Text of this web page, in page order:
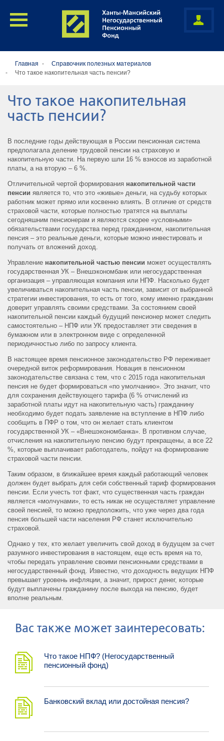
Главная
Cправочник полезных материалов
Что такое накопительная часть пенсии?
Что такое накопительная
часть пенсии?
В последние годы действующая в России пенсионная система
предполагала деление трудовой пенсии на страховую и
накопительную части. На первую шли 16 % взносов из заработной
платы, а на вторую – 6 %.
Отличительной чертой формирования накопительной части
пенсии является то, что это «живые» деньги, на судьбу которых
работник может прямо или косвенно влиять. В отличие от средств
страховой части, которые полностью тратятся на выплаты
сегодняшним пенсионерам и являются скорее «условными»
обязательствами государства перед гражданином, накопительная
пенсия – это реальные деньги, которые можно инвестировать и
получать от вложений доход.
Управление накопительной частью пенсии может осуществлять
государственная УК – Внешэкономбанк или негосударственная
организация – управляющая компания или НПФ. Насколько будет
увеличиваться накопительная часть пенсии, зависит от выбранной
стратегии инвестирования, то есть от того, кому именно гражданин
доверит управлять своими средствами. За состоянием своей
накопительной пенсии каждый будущий пенсионер может следить
самостоятельно – НПФ или УК предоставляет эти сведения в
бумажном или в электронном виде с определенной
периодичностью либо по запросу клиента.
В настоящее время пенсионное законодательство РФ переживает
очередной виток реформирования. Новация в пенсионном
законодательстве связана с тем, что с 2015 года накопительная
пенсия не будет формироваться «по умолчанию». Это значит, что
для сохранения действующего тарифа (6 % отчислений из
заработной платы идут на накопительную часть) гражданину
необходимо будет подать заявление на вступление в НПФ либо
сообщить в ПФР о том, что он желает стать клиентом
государственной УК – «Внешэкономбанка». В противном случае,
отчисления на накопительную пенсию будут прекращены, а все 22
%, которые выплачивает работодатель, пойдут на формирование
страховой части пенсии.
Таким образом, в ближайшее время каждый работающий человек
должен будет выбрать для себя собственный тариф формирования
пенсии. Если учесть тот факт, что существенная часть граждан
является «молчунами», то есть никак не осуществляет управление
своей пенсией, то можно предположить, что уже через два года
пенсия большей части населения РФ станет исключительно
страховой.
Однако у тех, кто желает увеличить свой доход в будущем за счет
разумного инвестирования в настоящем, еще есть время на то,
чтобы передать управление своими пенсионными средствами в
негосударственный фонд. Известно, что доходность ведущих НПФ
превышает уровень инфляции, а значит, прирост денег, которые
будут выплачены гражданину после выхода на пенсию, будет
вполне реальным.
Ваc также может заинтересовать:
Что такое НПФ? (Негосударственный
пенсионный фонд)
Банковский вклад или достойная пенсия?